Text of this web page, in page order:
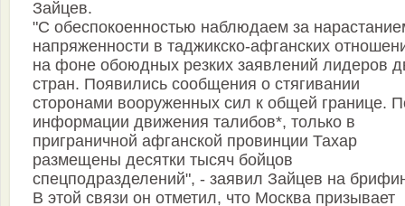
Зайцев.
"С обеспокоенностью наблюдаем за
напряженности в таджикско-афганских
на фоне обоюдных резких заявлений лидеров
стран. Появились сообщения о стягивании
сторонами вооруженных сил к общей границе.
информации движения талибов*, только в
приграничной афганской провинции Тахар
размещены десятки тысяч бойцов
спецподразделений", - заявил Зайцев на
В этой связи он отметил, что Москва призывает